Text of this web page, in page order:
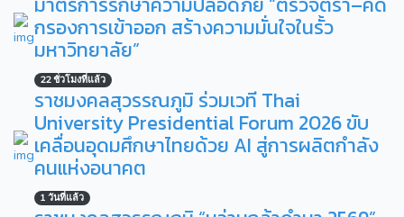
กรองการเข้าออก สร้างความมั่นใจในรั้ว
มหาวิทยาลัย”
22 ชั่วโมงที่แล้ว
ราชมงคลสุวรรณภูมิ ร่วมเวที Thai
University Presidential Forum 2026 ขับ
เคลื่อนอุดมศึกษาไทยด้วย AI สู่การผลิตกำลัง
คนแห่งอนาคต
1 วันที่แล้ว